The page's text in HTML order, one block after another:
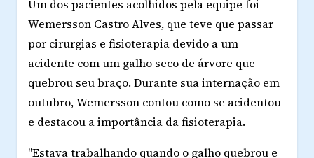
Um dos pacientes acolhidos pela equipe foi
Wemersson Castro Alves, que teve que passar
por cirurgias e fisioterapia devido a um
acidente com um galho seco de árvore que
quebrou seu braço. Durante sua internação em
outubro, Wemersson contou como se acidentou
e destacou a importância da fisioterapia.
"Estava trabalhando quando o galho quebrou e